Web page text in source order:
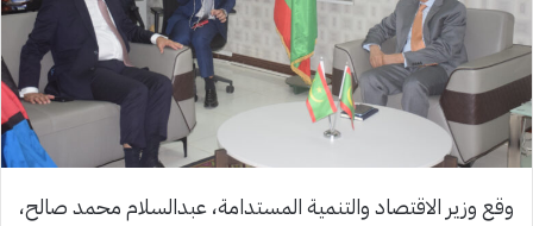
وقع وزير الاقتصاد والتنمية المستدامة، عبدالسلام محمد صالح،